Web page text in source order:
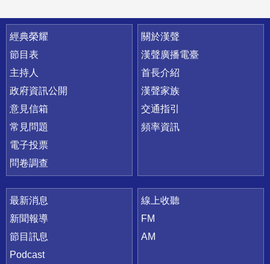
快速連結
經典榮耀
節目表
主持人
政府資訊公開
意見信箱
常見問題
電子投票
問卷調查
關於漢聲
漢聲廣播電臺
首長介紹
漢聲家族
交通指引
頻率資訊
最新消息
新聞報導
節目訊息
Podcast
線上收聽
FM
AM